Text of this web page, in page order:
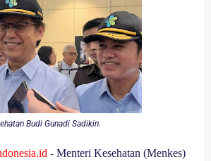
Budi Gunadi Sadikin.
- Menteri Kesehatan (Menkes)